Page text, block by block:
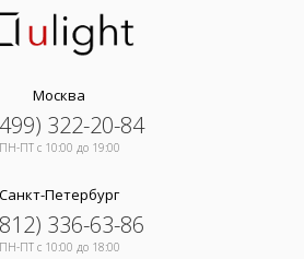
Москва
322-20-84
ПН-ПТ c 10:00 до 19:00
Санкт-Петербург
336-63-86
ПН-ПТ c 10:00 до 18:00